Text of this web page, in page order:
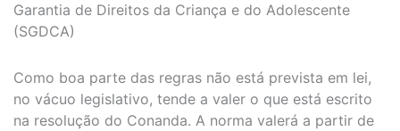
Garantia de Direitos da Criança e do Adolescente
(SGDCA)
Como boa parte das regras não está prevista em lei,
no vácuo legislativo, tende a valer o que está escrito
na resolução do Conanda. A norma valerá a partir de